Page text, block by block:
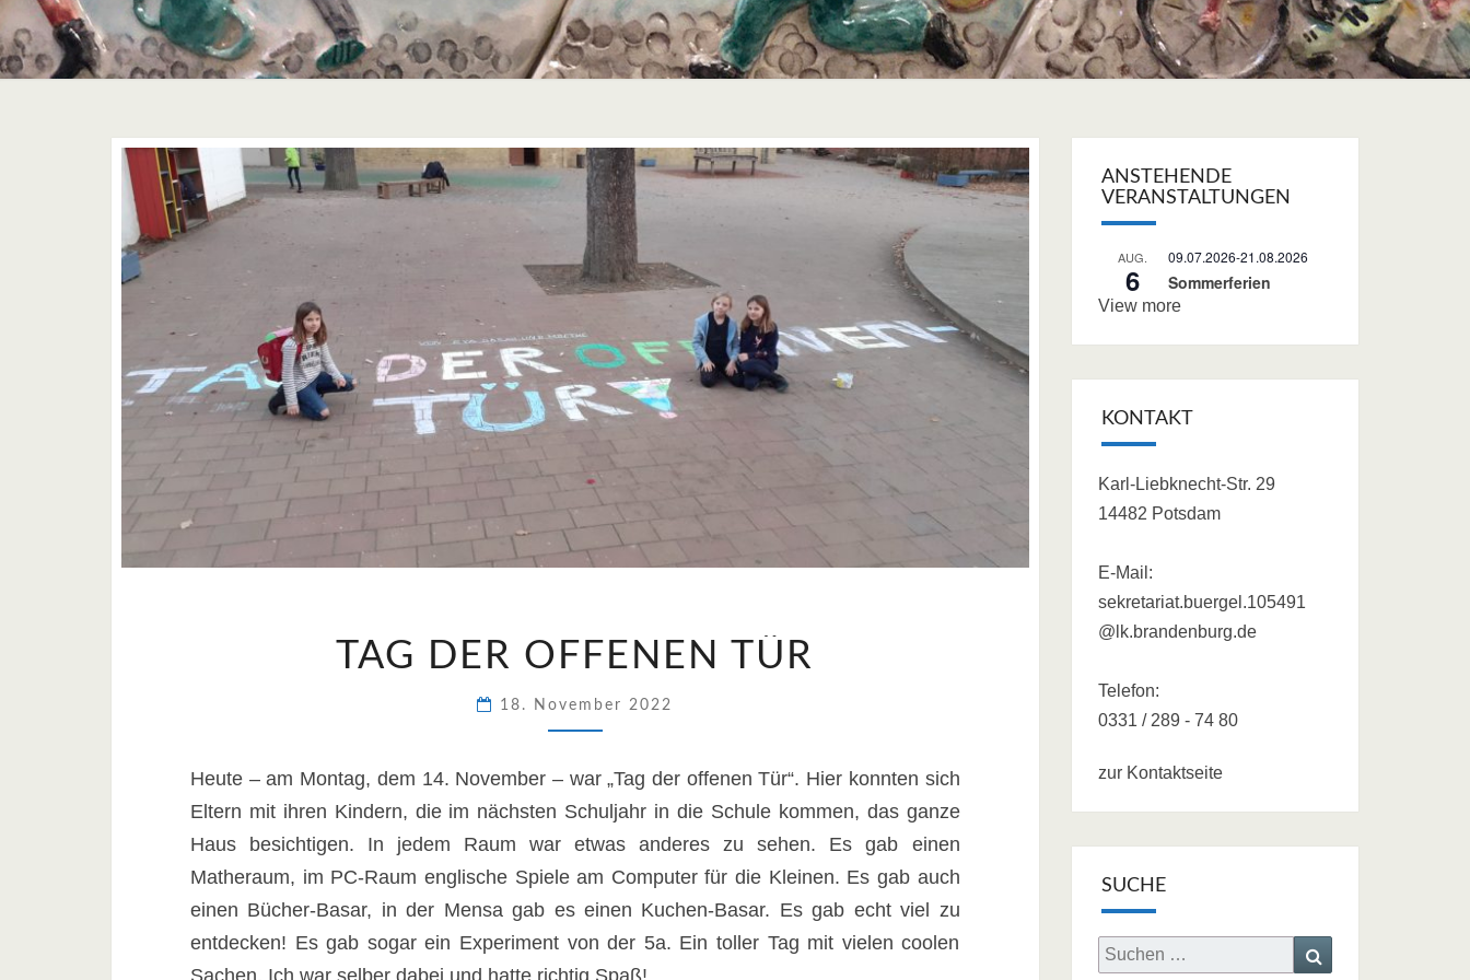
DER
TÜR
TAG DER OFFENEN TÜR
18. November 2022
Heute – am Montag, dem 14. November – war „Tag der offenen Tür“. Hier konnten sich
Eltern mit ihren Kindern, die im nächsten Schuljahr in die Schule kommen, das ganze
Haus besichtigen. In jedem Raum war etwas anderes zu sehen. Es gab einen
Matheraum, im PC-Raum englische Spiele am Computer für die Kleinen. Es gab auch
einen Bücher-Basar, in der Mensa gab es einen Kuchen-Basar. Es gab echt viel zu
entdecken! Es gab sogar ein Experiment von der 5a. Ein toller Tag mit vielen coolen
Sachen. Ich war selber dabei und hatte richtig Spaß!
ANSTEHENDE
VERANSTALTUNGEN
AUG.
6
09.07.2026-21.08.2026
Sommerferien
View more
KONTAKT
Karl-Liebknecht-Str. 29
14482 Potsdam
E-Mail:
sekretariat.buergel.105491
@lk.brandenburg.de
Telefon:
0331 / 289 - 74 80
zur Kontaktseite
SUCHE
Search
for: